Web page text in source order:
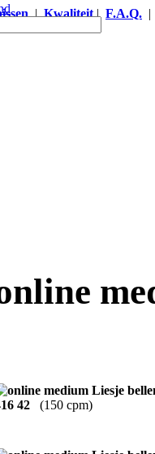
|Kwaliteit| F.A.Q.
42 (150 cpm)